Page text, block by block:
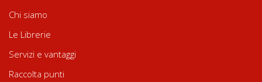
Chi siamo
Le Librerie
Servizi e vantaggi
Raccolta punti